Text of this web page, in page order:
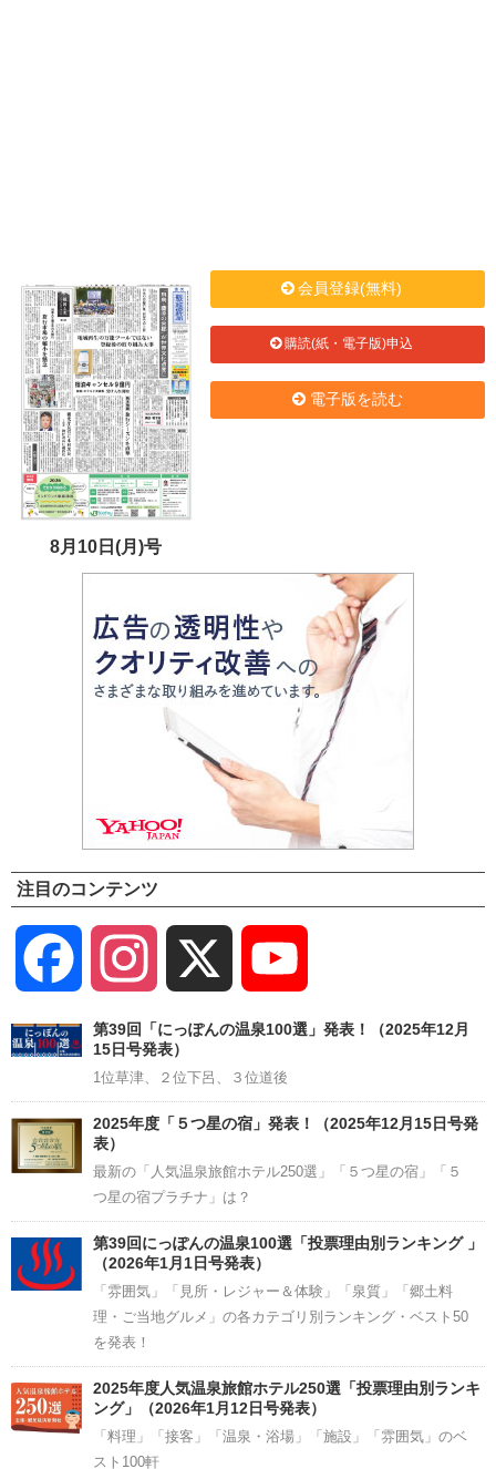
8月10日(月)号
会員登録(無料)
購読(紙・電子版)申込
電子版を読む
注目のコンテンツ
Facebook Instagram
Channel
第39回「にっぽんの温泉100選」発表！（2025年12月
15日号発表）
1位草津、２位下呂、３位道後
2025年度「５つ星の宿」発表！（2025年12月15日号発
表）
最新の「人気温泉旅館ホテル250選」「５つ星の宿」「５
つ星の宿プラチナ」は？
第39回にっぽんの温泉100選「投票理由別ランキング 」
（2026年1月1日号発表）
「雰囲気」「見所・レジャー＆体験」「泉質」「郷土料
理・ご当地グルメ」の各カテゴリ別ランキング・ベスト50
を発表！
2025年度人気温泉旅館ホテル250選「投票理由別ランキ
ング」（2026年1月12日号発表）
「料理」「接客」「温泉・浴場」「施設」「雰囲気」のベ
スト100軒